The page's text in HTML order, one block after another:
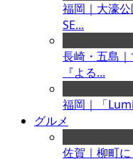
福岡｜大濠
SE...
長崎・五島
『よる...
福岡｜「
グルメ
佐賀｜柳町